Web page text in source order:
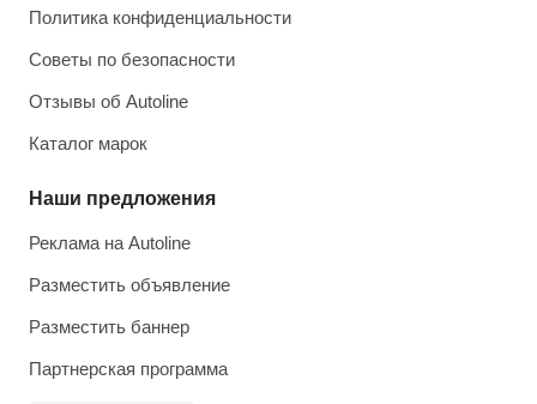
Политика конфиденциальности
Советы по безопасности
Отзывы об Autoline
Каталог марок
Наши предложения
Реклама на Autoline
Разместить объявление
Разместить баннер
Партнерская программа